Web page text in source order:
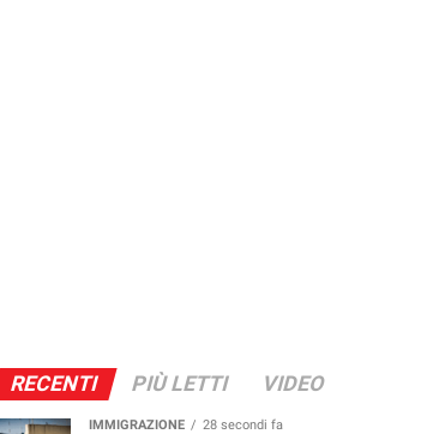
RECENTI PIÙ LETTI VIDEO
IMMIGRAZIONE 28 secondi fa